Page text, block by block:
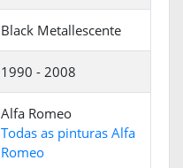
Black Metallescente
1990 - 2008
Alfa Romeo
Todas as pinturas Alfa
Romeo